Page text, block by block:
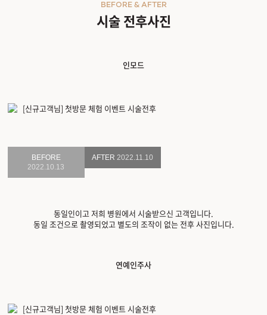
시술 전후사진
BEFORE & AFTER
인모드
BEFORE
2022.10.13
AFTER 2022.11.10
동일인이고 저희 병원에서 시술받으신 고객입니다.
동일 조건으로 촬영되었고 별도의 조작이 없는 전후 사진입니다.
연예인주사